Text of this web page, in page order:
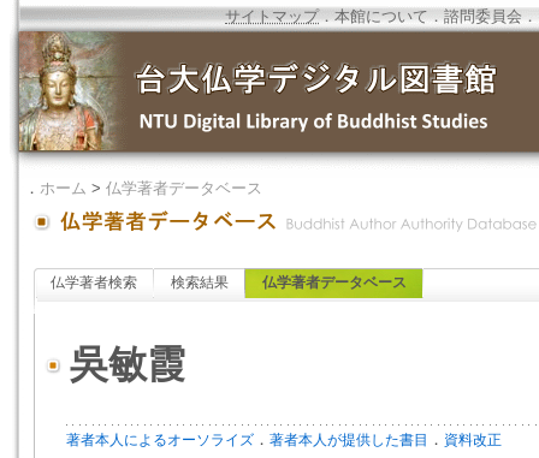
サイトマップ．本館について ．諮問委員会 ．
． ホーム > 仏学著者データベース
仏学著者検索 検索結果 仏学著者データベース
吳敏霞
著者本人によるオーソライズ ． 著者本人が提供した書目 ． 資料改正